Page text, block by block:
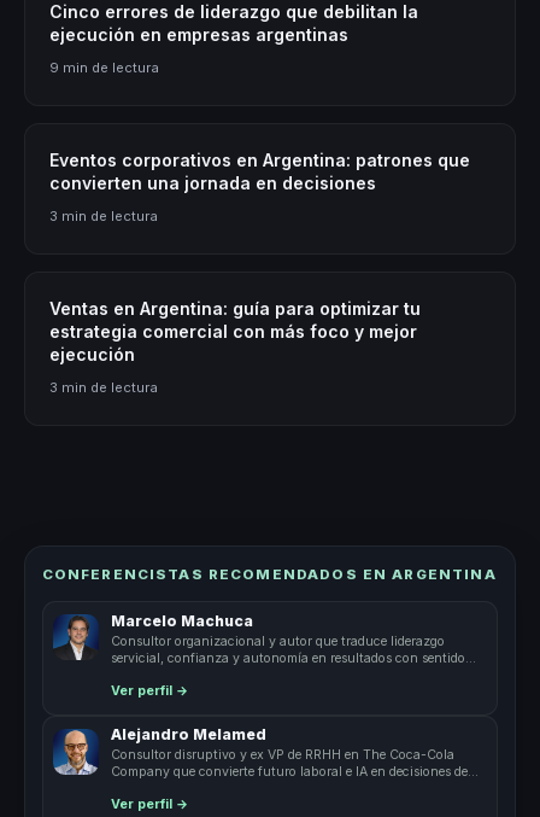
Cinco errores de liderazgo que debilitan la
ejecución en empresas argentinas
9 min de lectura
Eventos corporativos en Argentina: patrones que
convierten una jornada en decisiones
3 min de lectura
Ventas en Argentina: guía para optimizar tu
estrategia comercial con más foco y mejor
ejecución
3 min de lectura
CONFERENCISTAS RECOMENDADOS EN ARGENTINA
Marcelo Machuca
Consultor organizacional y autor que traduce liderazgo
servicial, confianza y autonomía en resultados con sentido
Ver perfil →
Alejandro Melamed
Consultor disruptivo y ex VP de RRHH en The Coca-Cola
Company que convierte futuro laboral e IA en decisiones de
Ver perfil →